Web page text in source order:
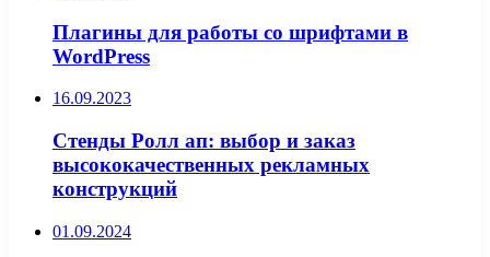
Плагины для работы со шрифтами в
WordPress
16.09.2023
Стенды Ролл ап: выбор и заказ
высококачественных рекламных
конструкций
01.09.2024